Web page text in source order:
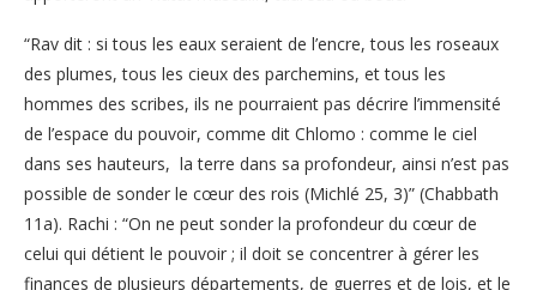
“Rav dit : si tous les eaux seraient de l’encre, tous les roseaux
des plumes, tous les cieux des parchemins, et tous les
hommes des scribes, ils ne pourraient pas décrire l’immensité
de l’espace du pouvoir, comme dit Chlomo : comme le ciel
dans ses hauteurs, la terre dans sa profondeur, ainsi n’est pas
possible de sonder le cœur des rois (Michlé 25, 3)” (Chabbath
11a). Rachi : “On ne peut sonder la profondeur du cœur de
celui qui détient le pouvoir ; il doit se concentrer à gérer les
finances de plusieurs départements, de guerres et de lois, et le